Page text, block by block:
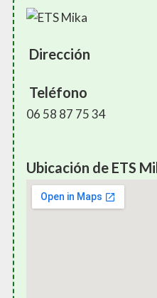
Dirección
Teléfono
06 58 87 75 34
Ubicación de ETS